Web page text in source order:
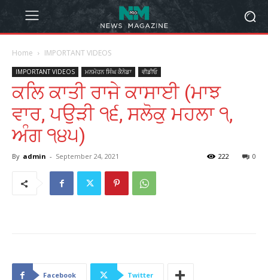
Home IMPORTANT VIDEOS
IMPORTANT VIDEOS ਮਨਮੋਹਨ ਸਿੰਘ ਕੈਨੇਡਾ ਵੀਡੀਓ
ਕਲਿ ਕਾਤੀ ਰਾਜੇ ਕਾਸਾਈ (ਮਾਝ
ਵਾਰ, ਪਉੜੀ ੧੬, ਸਲੋਕੁ ਮਹਲਾ ੧,
ਅੰਗ ੧੪੫)
By admin - September 24, 2021 0
222
Facebook Twitter